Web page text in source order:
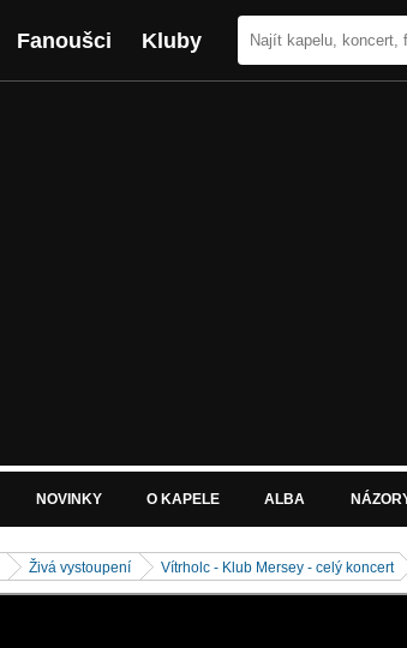
Fanoušci Kluby
NOVINKY O KAPELE ALBA
Živá vystoupení Vítrholc - Klub Mersey - celý koncert